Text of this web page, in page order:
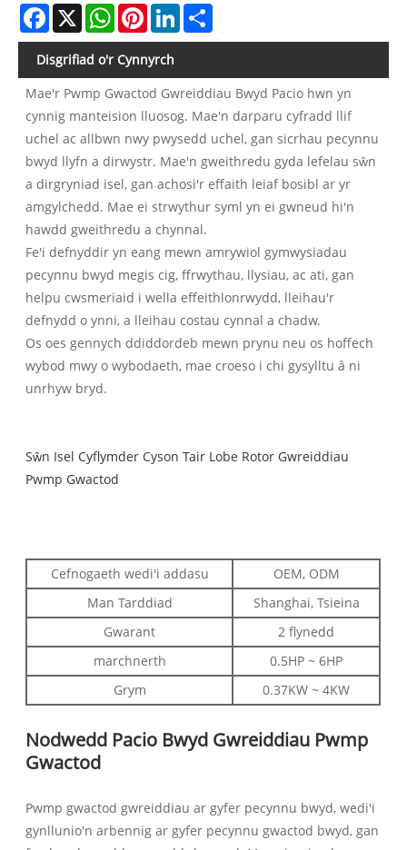
Facebook
X WhatsAppPinterestLinkedIn
Disgrifiad o'r Cynnyrch
Mae'r Pwmp Gwactod Gwreiddiau Bwyd Pacio hwn yn
cynnig manteision lluosog. Mae'n darparu cyfradd llif
uchel ac allbwn nwy pwysedd uchel, gan sicrhau pecynnu
bwyd llyfn a dirwystr. Mae'n gweithredu gyda lefelau sŵn
a dirgryniad isel, gan achosi'r effaith leiaf bosibl ar yr
amgylchedd. Mae ei strwythur syml yn ei gwneud hi'n
hawdd gweithredu a chynnal.
Fe'i defnyddir yn eang mewn amrywiol gymwysiadau
pecynnu bwyd megis cig, ffrwythau, llysiau, ac ati, gan
helpu cwsmeriaid i wella effeithlonrwydd, lleihau'r
defnydd o ynni, a lleihau costau cynnal a chadw.
Os oes gennych ddiddordeb mewn prynu neu os hoffech
wybod mwy o wybodaeth, mae croeso i chi gysylltu â ni
unrhyw bryd.
Sŵn Isel Cyflymder Cyson Tair Lobe Rotor Gwreiddiau
Pwmp Gwactod
Cefnogaeth wedi'i addasu
OEM, ODM
Man Tarddiad
Shanghai, Tsieina
Gwarant
2 flynedd
marchnerth
0.5HP ~ 6HP
Grym
0.37KW ~ 4KW
Nodwedd Pacio Bwyd Gwreiddiau Pwmp
Gwactod
Pwmp gwactod gwreiddiau ar gyfer pecynnu bwyd, wedi'i
gynllunio'n arbennig ar gyfer pecynnu gwactod bwyd, gan